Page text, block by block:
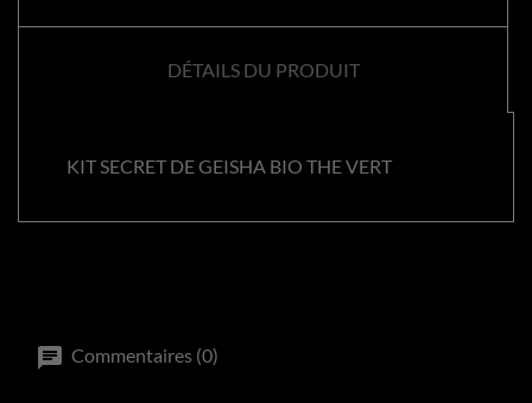
DÉTAILS DU PRODUIT
KIT SECRET DE GEISHA BIO THE VERT
Commentaires (0)